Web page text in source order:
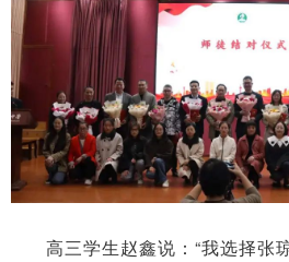
高三学生赵鑫说：“我选择张